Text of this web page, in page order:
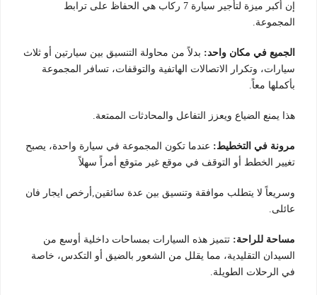
إن أكبر ميزة لتأجير سيارة 7 ركاب هي الحفاظ على ترابط
المجموعة.
الجميع في مكان واحد: بدلاً من محاولة التنسيق بين سيارتين أو ثلاث
سيارات، وتكرار الاتصالات الهاتفية والتوقفات، تسافر المجموعة
بأكملها معاً.
هذا يمنع الضياع ويعزز التفاعل والمحادثات الممتعة.
مرونة في التخطيط: عندما تكون المجموعة في سيارة واحدة، يصبح
تغيير الخطط أو التوقف في موقع غير متوقع أمراً سهلاً
وسريعاً لا يتطلب موافقة وتنسيق بين عدة سائقين,أرخص ايجار فان
عائلى.
مساحة للراحة: تتميز هذه السيارات بمساحات داخلية أوسع من
السيدان التقليدية، مما يقلل من الشعور بالضيق أو التكدس، خاصة
في الرحلات الطويلة.